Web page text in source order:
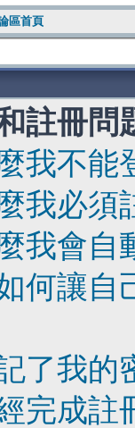
區首頁
註冊問
我不能
我必須
我會自
何讓自
了我的
完成註